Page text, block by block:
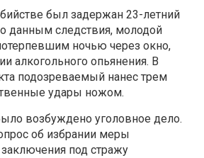
был задержан 23-летний
данным следствия, молодой
ночью через окно,
алкогольного опьянения. В
подозреваемый нанес трем
удары ножом.
возбуждено уголовное дело.
об избрании меры
под стражу